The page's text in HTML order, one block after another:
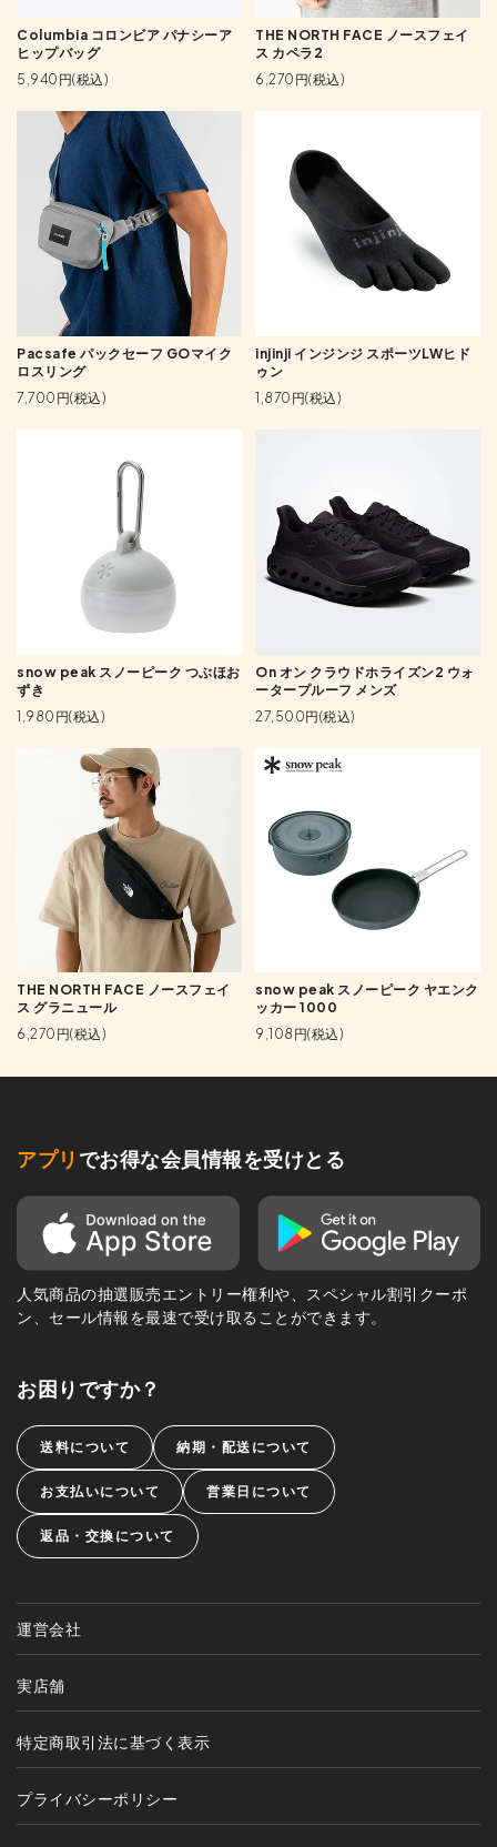
Columbia コロンビア パナシーア
ヒップバッグ
5,940円(税込)
THE NORTH FACE ノースフェイ
ス カペラ2
6,270円(税込)
Pacsafe パックセーフ GOマイク
ロスリング
7,700円(税込)
injinji インジンジ スポーツLWヒド
ゥン
1,870円(税込)
snow peak スノーピーク つぶほお
ずき
1,980円(税込)
On オン クラウドホライズン2 ウォ
ータープルーフ メンズ
27,500円(税込)
THE NORTH FACE ノースフェイ
ス グラニュール
6,270円(税込)
snow peak スノーピーク ヤエンク
ッカー 1000
9,108円(税込)
アプリ でお得な会員情報を受けとる
人気商品の抽選販売エントリー権利や、スペシャル割引クーポ
ン、セール情報を最速で受け取ることができます。
お困りですか？
送料について 納期・配送について
お支払いについて 営業日について
返品・交換について
運営会社
実店舗
特定商取引法に基づく表示
プライバシーポリシー